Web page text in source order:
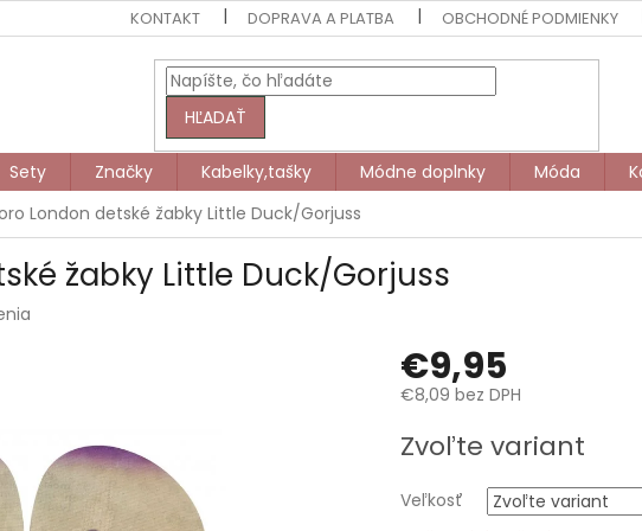
KONTAKT DOPRAVA A PLATBA OBCHODNÉ PODMIENKY
HĽADAŤ
Sety Značky Kabelky,tašky Módne doplnky Móda
London detské žabky Little Duck/Gorjuss
žabky Little Duck/Gorjuss
€9,95
€8,09 bez DPH
cena:
Zvoľte variant
Veľkosť